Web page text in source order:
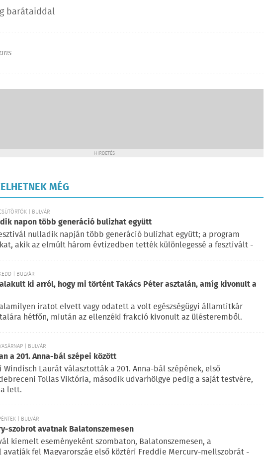
barátaiddal
HIRDETÉS
MÉG
| BULVÁR
napon több generáció bulizhat együtt
nulladik napján több generáció bulizhat együtt; a program
akik az elmúlt három évtizedben tették különlegessé a fesztivált -
| BULVÁR
ki arról, hogy mi történt Takács Péter asztalán, amíg kivonult a
iratot elvett vagy odatett a volt egészségügyi államtitkár
hétfőn, miután az ellenzéki frakció kivonult az ülésteremből.
| BULVÁR
a 201. Anna-bál szépei között
Laurát választották a 201. Anna-bál szépének, első
Tollas Viktória, második udvarhölgye pedig a saját testvére,
lett.
| BULVÁR
szobrot avatnak Balatonszemesen
kiemelt eseményeként szombaton, Balatonszemesen, a
fel Magyarország első köztéri Freddie Mercury-mellszobrát -